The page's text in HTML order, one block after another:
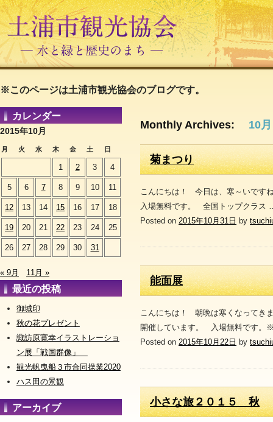
※このページは土浦市観光協会のブログです。
カレンダー
2015年10月
月 火 水 木 金 土 日
1 2 3 4
5 6 7 8 9 10 11
12 13 14 15 16 17 18
19 20 21 22 23 24 25
26 27 28 29 30 31
« 9月 11月 »
最近の投稿
御城印
秋の花プレゼント
諏訪原寛幸イラストレーショ
ン展「戦国群像」
観光帆曳船３市合同操業2020
ハス田の景観
アーカイブ
Monthly Archives: 10
菊まつり
こんにちは！ 今日は、寒～いです
入場無料です。 全国トップクラ
Posted on 2015年10月31日 by
能面展
こんにちは！ 朝晩は寒くなってき
開催しています。 入場無料です
Posted on 2015年10月22日 by
小さな旅２０１５ 秋